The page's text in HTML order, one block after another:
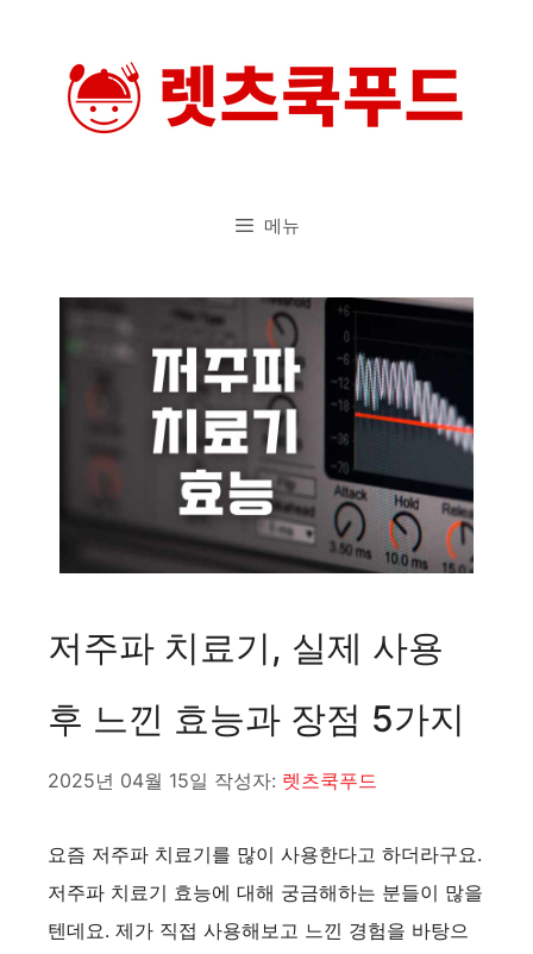
메뉴
저주파 치료기, 실제 사용
후 느낀 효능과 장점 5가지
2025년 04월 15일 작성자: 렛츠쿡푸드
요즘 저주파 치료기를 많이 사용한다고 하더라구요.
저주파 치료기 효능에 대해 궁금해하는 분들이 많을
텐데요. 제가 직접 사용해보고 느낀 경험을 바탕으